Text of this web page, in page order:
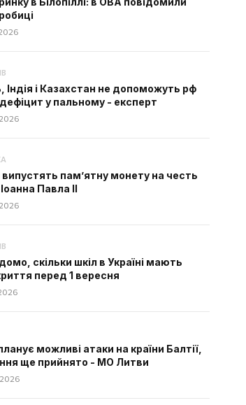
Індія і Казахстан не допоможуть рф
у пальному - експерт
випустять пам’ятну монету на честь
Павла II
скільки шкіл в Україні мають
перед 1 вересня
можливі атаки на країни Балтії,
ще прийнято - МО Литви